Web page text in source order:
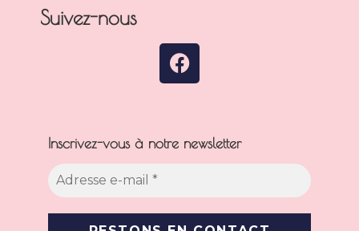
Suivez-nous
Inscrivez-vous à notre newsletter